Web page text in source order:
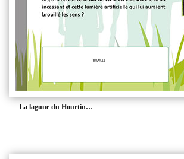
La lagune du Hourtin…